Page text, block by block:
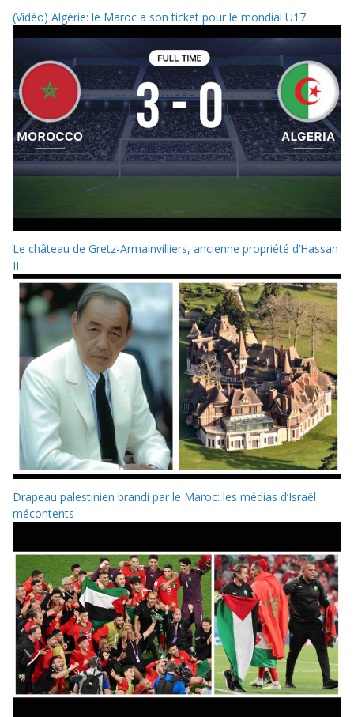
(Vidéo) Algérie: le Maroc a son ticket pour le mondial U17
Le château de Gretz-Armainvilliers, ancienne propriété d’Hassan
II
Drapeau palestinien brandi par le Maroc: les médias d’Israël
mécontents